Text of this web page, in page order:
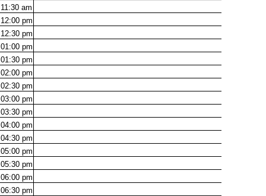
11:30 am
12:00 pm
12:30 pm
01:00 pm
01:30 pm
02:00 pm
02:30 pm
03:00 pm
03:30 pm
04:00 pm
04:30 pm
05:00 pm
05:30 pm
06:00 pm
06:30 pm